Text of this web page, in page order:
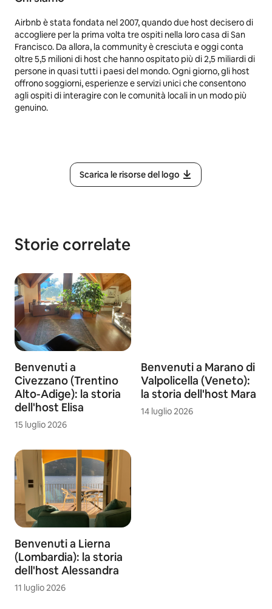
Airbnb è stata fondata nel 2007, quando due host decisero di
accogliere per la prima volta tre ospiti nella loro casa di San
Francisco. Da allora, la community è cresciuta e oggi conta
oltre 5,5 milioni di host che hanno ospitato più di 2,5 miliardi di
persone in quasi tutti i paesi del mondo. Ogni giorno, gli host
offrono soggiorni, esperienze e servizi unici che consentono
agli ospiti di interagire con le comunità locali in un modo più
genuino.
Scarica le risorse del logo
Storie correlate
Benvenuti a
Civezzano (Trentino
Alto-Adige): la storia
dell'host Elisa
15 luglio 2026
Benvenuti a Marano di
Valpolicella (Veneto):
la storia dell'host Mara
14 luglio 2026
Benvenuti a Lierna
(Lombardia): la storia
dell'host Alessandra
11 luglio 2026